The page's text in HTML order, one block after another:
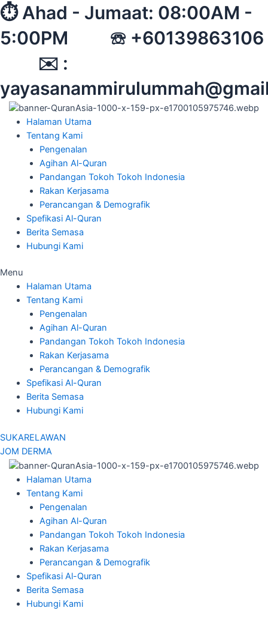
Skip
to
content
⏱︎ Ahad - Jumaat: 08:00AM -
5:00PM ☏ +60139863106
✉︎ :
Halaman Utama
Tentang Kami
Pengenalan
Agihan Al-Quran
Pandangan Tokoh Tokoh Indonesia
Rakan Kerjasama
Perancangan & Demografik
Spefikasi Al-Quran
Berita Semasa
Hubungi Kami
Menu
Halaman Utama
Tentang Kami
Pengenalan
Agihan Al-Quran
Pandangan Tokoh Tokoh Indonesia
Rakan Kerjasama
Perancangan & Demografik
Spefikasi Al-Quran
Berita Semasa
Hubungi Kami
SUKARELAWAN
JOM DERMA
Halaman Utama
Tentang Kami
Pengenalan
Agihan Al-Quran
Pandangan Tokoh Tokoh Indonesia
Rakan Kerjasama
Perancangan & Demografik
Spefikasi Al-Quran
Berita Semasa
Hubungi Kami